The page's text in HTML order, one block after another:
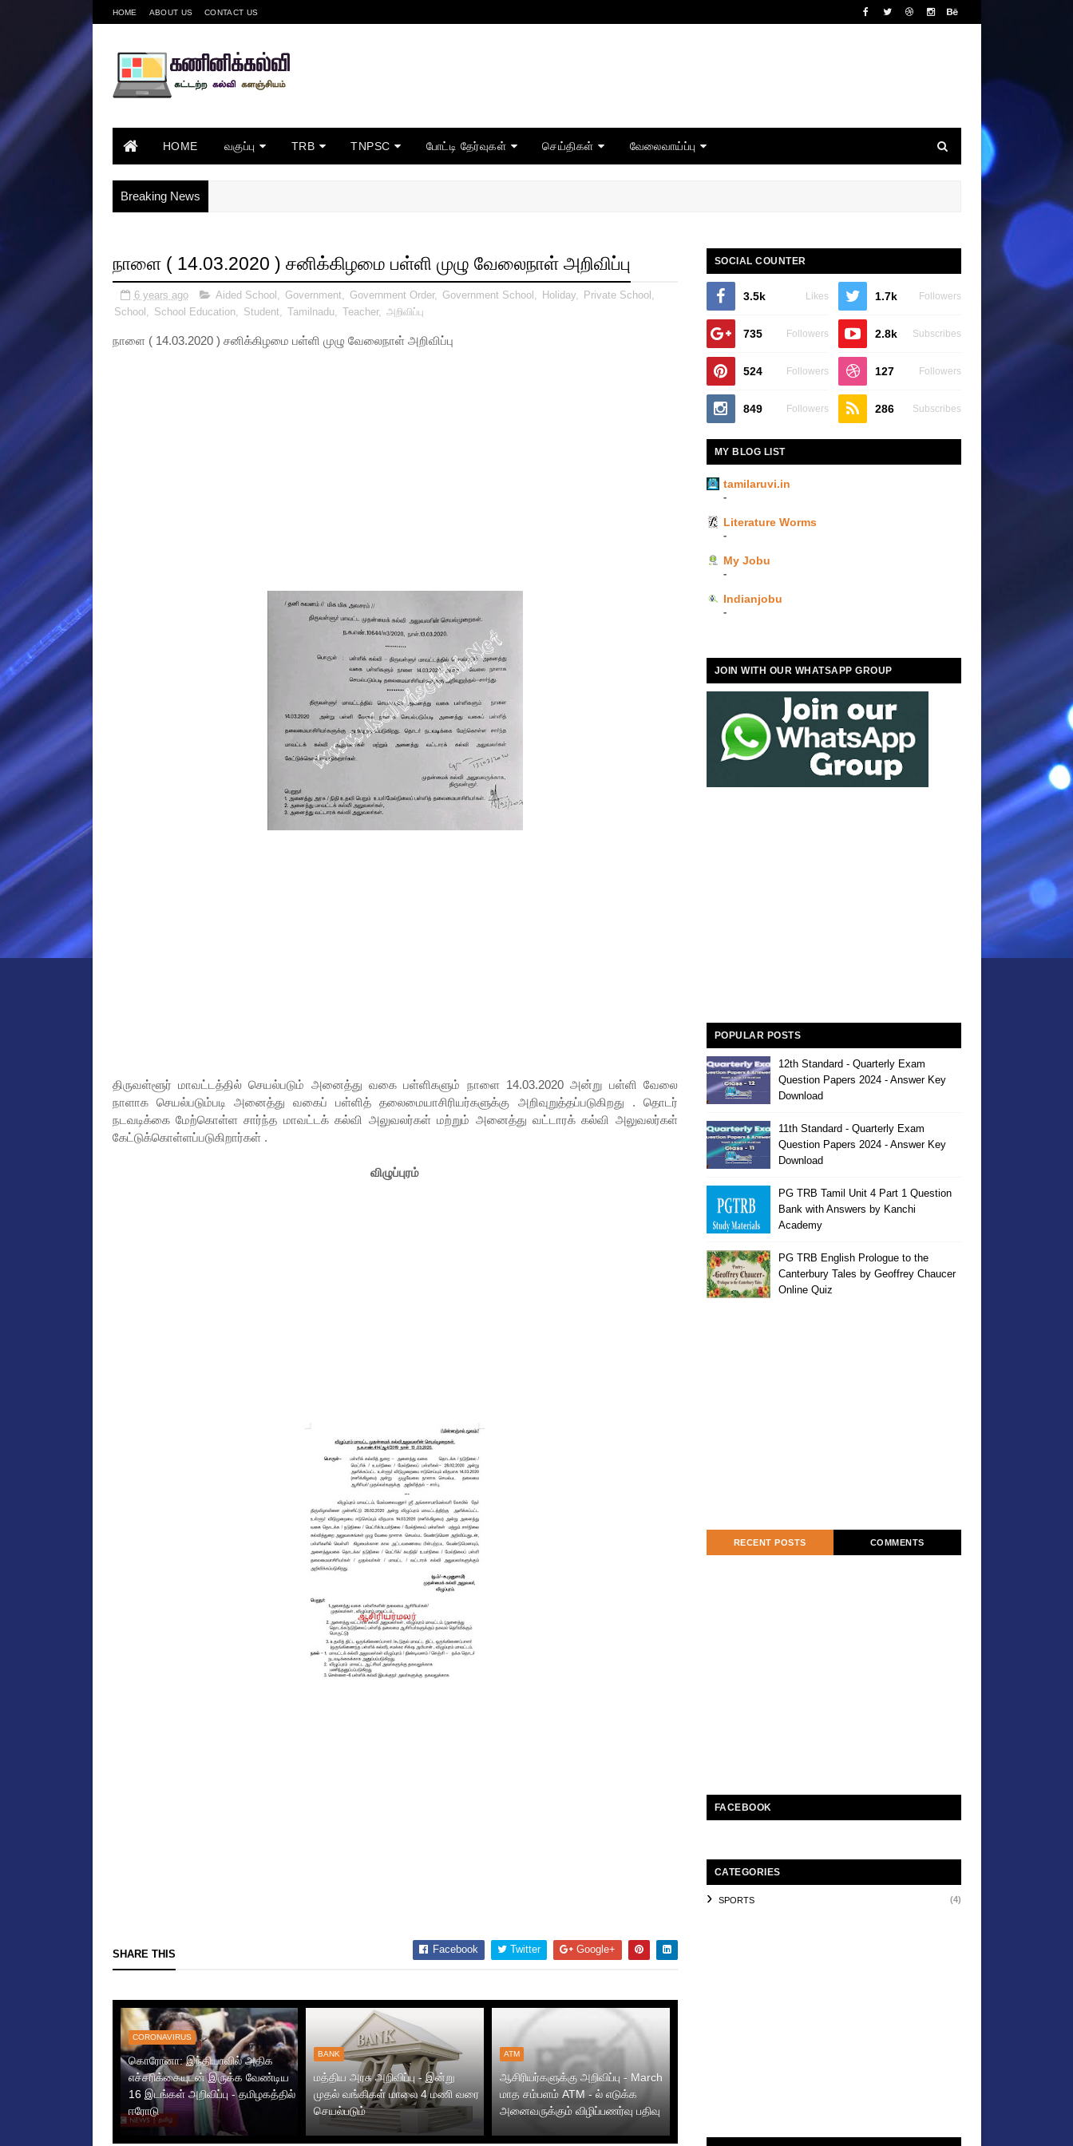
HOME ABOUT US CONTACT US
HOME வகுப்பு TRB TNPSC போட்டி தேர்வுகள் செய்திகள் வேலைவாய்ப்பு
Breaking News
நாளை ( 14.03.2020 ) சனிக்கிழமை பள்ளி முழு வேலைநாள் அறிவிப்பு
6 years ago Aided School , Government, Government Order, Government School , Holiday, Private School ,
School , School Education, Student, Tamilnadu, Teacher, அறிவிப்பு
நாளை ( 14.03.2020 ) சனிக்கிழமை பள்ளி முழு வேலைநாள் அறிவிப்பு
திருவள்ளூர் மாவட்டத்தில் செயல்படும் அனைத்து வகை பள்ளிகளும் நாளை 14.03.2020 அன்று பள்ளி வேலை
நாளாக செயல்படும்படி அனைத்து வகைப் பள்ளித் தலைமையாசிரியர்களுக்கு அறிவுறுத்தப்படுகிறது . தொடர்
நடவடிக்கை மேற்கொள்ள சார்ந்த மாவட்டக் கல்வி அலுவலர்கள் மற்றும் அனைத்து வட்டாரக் கல்வி அலுவலர்கள்
கேட்டுக்கொள்ளப்படுகிறார்கள் .
விழுப்புரம்
SHARE THIS Facebook Twitter Google+
CORONAVIRUS
கொரோனா: இந்தியாவில் அதிக
எச்சரிக்கையுடன் இருக்க வேண்டிய
16 இடங்கள் அறிவிப்பு - தமிழகத்தில்
ஈரோடு
BANK
மத்திய அரசு அறிவிப்பு - இன்று
முதல் வங்கிகள் மாலை 4 மணி வரை
செயல்படும்
ATM
ஆசிரியர்களுக்கு அறிவிப்பு - March
மாத சம்பளம் ATM - ல் எடுக்க
அனைவருக்கும் விழிப்பணர்வு பதிவு
SOCIAL COUNTER
3.5k Likes 1.7k Followers
735 Followers 2.8k Subscribes
524 Followers 127 Followers
849 Followers 286 Subscribes
MY BLOG LIST
tamilaruvi.in
-
Literature Worms
-
My Jobu
-
Indianjobu
-
JOIN WITH OUR WHATSAPP GROUP
POPULAR POSTS
12th Standard - Quarterly Exam
Question Papers 2024 - Answer Key
Download
11th Standard - Quarterly Exam
Question Papers 2024 - Answer Key
Download
PG TRB Tamil Unit 4 Part 1 Question
Bank with Answers by Kanchi
Academy
PG TRB English Prologue to the
Canterbury Tales by Geoffrey Chaucer
Online Quiz
RECENT POSTS COMMENTS
FACEBOOK
CATEGORIES
SPORTS (4)